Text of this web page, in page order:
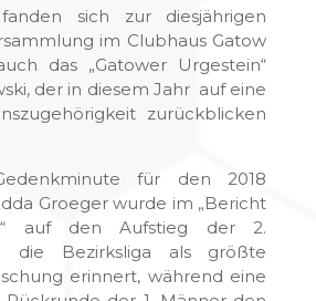
sich zur diesjährigen
im Clubhaus Gatow
das „Gatower Urgestein“
der in diesem Jahr auf eine
zurückblicken
für den 2018
Groeger wurde im „Bericht
auf den Aufstieg der 2.
die Bezirksliga als größte
erinnert, während eine